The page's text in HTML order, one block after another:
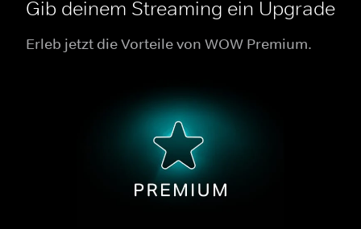
Gib deinem Streaming ein Upgrade
Erleb jetzt die Vorteile von WOW Premium.